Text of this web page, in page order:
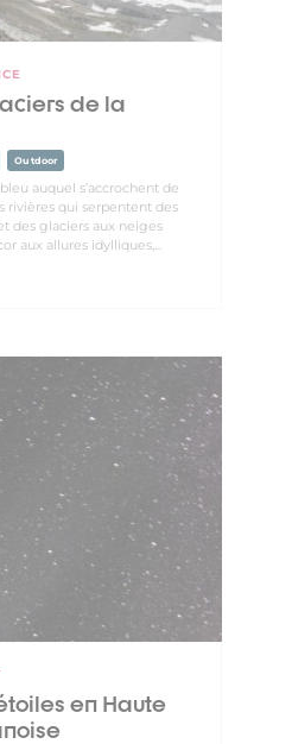
de la
Outdoor
auquel s’accrochent de
rivières qui serpentent des
des glaciers aux neiges
aux allures idylliques,...
en Haute